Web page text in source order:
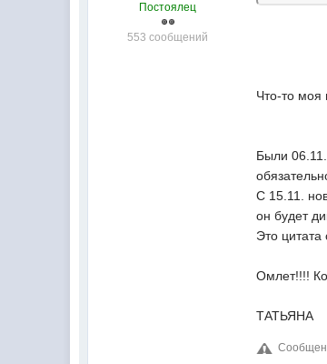
Постоялец
553 сообщений
Что-то моя
Были
С 15.11.
он будет
Это
Омлет!!!!
ТАТЬЯНА